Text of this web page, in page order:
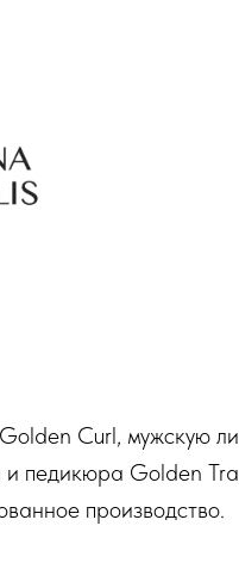
Curl, мужскую
педикюра Golden
производство.